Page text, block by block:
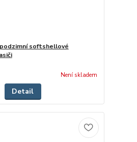
softshellové
Není skladem
Detail